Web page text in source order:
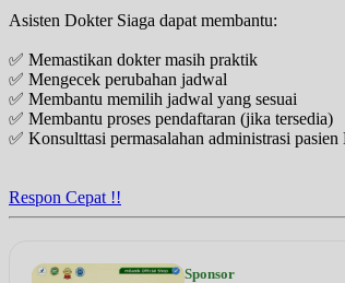
Asisten Dokter Siaga dapat membantu:
✅ Memastikan dokter masih praktik
✅ Mengecek perubahan jadwal
✅ Membantu memilih jadwal yang sesuai
✅ Membantu proses pendaftaran (jika tersedia)
✅ Konsulttasi permasalahan administrasi pasien
Respon Cepat !!
Sponsor